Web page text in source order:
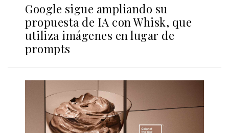
Google sigue ampliando su
propuesta de IA con Whisk, que
utiliza imágenes en lugar de
prompts